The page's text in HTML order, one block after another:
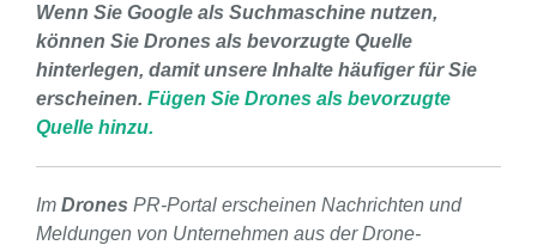
Wenn Sie Google als Suchmaschine nutzen,
können Sie Drones als bevorzugte Quelle
hinterlegen, damit unsere Inhalte häufiger für Sie
erscheinen. Fügen Sie Drones als bevorzugte
Quelle hinzu.
Im Drones PR-Portal erscheinen Nachrichten und
Meldungen von Unternehmen aus der Drone-